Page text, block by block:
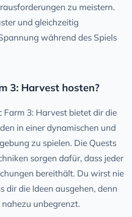
zu meistern.
und gleichzeitig
während des Spiels
3: Harvest hosten?
Farm 3: Harvest bietet dir die
in einer dynamischen und
zu spielen. Die Quests
sorgen dafür, dass jeder
bereithält. Du wirst nie
dir die Ideen ausgehen, denn
unbegrenzt.